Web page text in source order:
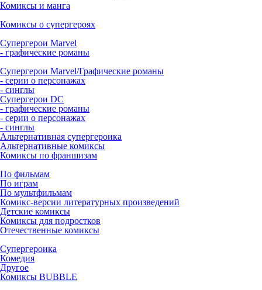
Комиксы и манга
Комиксы о супергероях
Супергерои Marvel
- графические романы
Супергерои Marvel/Графические романы
- серии о персонажах
- синглы
Супергерои DC
- графические романы
- серии о персонажах
- синглы
Альтернативная супергероика
Альтернативные комиксы
Комиксы по франшизам
По фильмам
По играм
По мультфильмам
Комикс-версии литературных произведений
Детские комиксы
Комиксы для подростков
Отечественные комиксы
Супергероика
Комедия
Другое
Комиксы BUBBLE